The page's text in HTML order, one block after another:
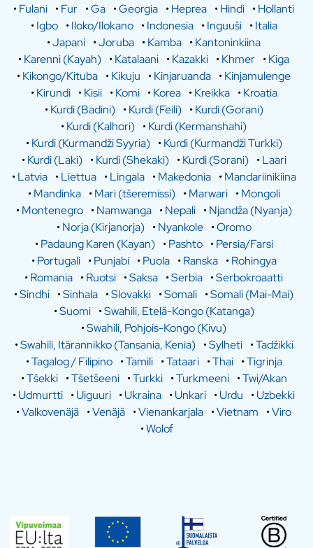
•Fulani •Fur •Ga •Georgia •Heprea •Hindi •Hollanti
•Igbo •Iloko/Ilokano •Indonesia •Inguuši •Italia
•Japani •Joruba •Kamba •Kantoninkiina
•Karenni (Kayah) •Katalaani •Kazakki •Khmer •Kiga
•Kikongo/Kituba •Kikuju •Kinjaruanda •Kinjamulenge
•Kirundi •Kisii •Komi •Korea •Kreikka •Kroatia
•Kurdi (Badini) •Kurdi (Feili) •Kurdi (Gorani)
•Kurdi (Kalhori) •Kurdi (Kermanshahi)
•Kurdi (Kurmandži Syyria) •Kurdi (Kurmandži Turkki)
•Kurdi (Laki) •Kurdi (Shekaki) •Kurdi (Sorani) •Laari
•Latvia •Liettua •Lingala •Makedonia •Mandariinikiina
•Mandinka •Mari (tšeremissi) •Marwari •Mongoli
•Montenegro •Namwanga •Nepali •Njandža (Nyanja)
•Norja (Kirjanorja) •Nyankole •Oromo
•Padaung Karen (Kayan) •Pashto •Persia/Farsi
•Portugali •Punjabi •Puola •Ranska •Rohingya
•Romania •Ruotsi •Saksa •Serbia •Serbokroaatti
•Sindhi •Sinhala •Slovakki •Somali •Somali (Mai-Mai)
•Suomi •Swahili, Etelä-Kongo (Katanga)
•Swahili, Pohjois-Kongo (Kivu)
•Swahili, Itärannikko (Tansania, Kenia) •Sylheti •Tadžikki
•Tagalog / Filipino •Tamili •Tataari •Thai •Tigrinja
•Tšekki •Tšetšeeni •Turkki •Turkmeeni •Twi/Akan
•Udmurtti •Uiguuri •Ukraina •Unkari •Urdu •Uzbekki
•Valkovenäjä •Venäjä •Vienankarjala •Vietnam •Viro
•Wolof